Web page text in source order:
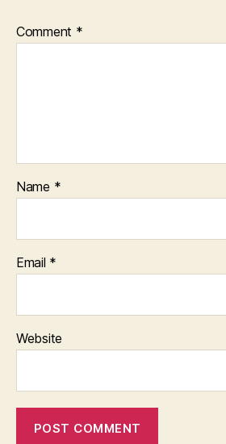
Comment *
Name *
Email *
Website